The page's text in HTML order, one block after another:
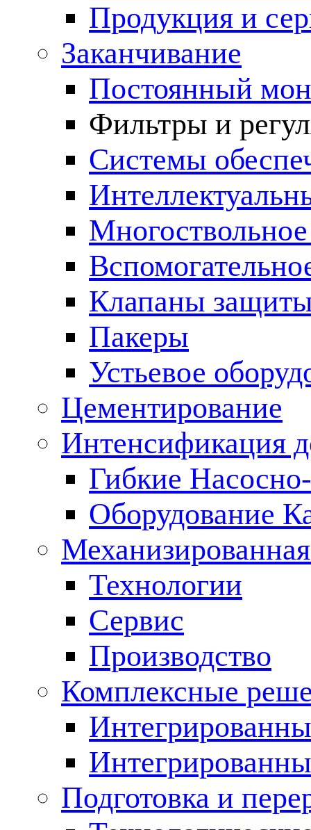
Продукция и
Заканчивание
Постоянный
Фильтры и
Cистемы
Клапаны
Пакеры
Устьевое
Цементирование
Интенсификация
Гибкие
Оборудование
Технологии
Сервис
Производство
Комплексные
Подготовка и